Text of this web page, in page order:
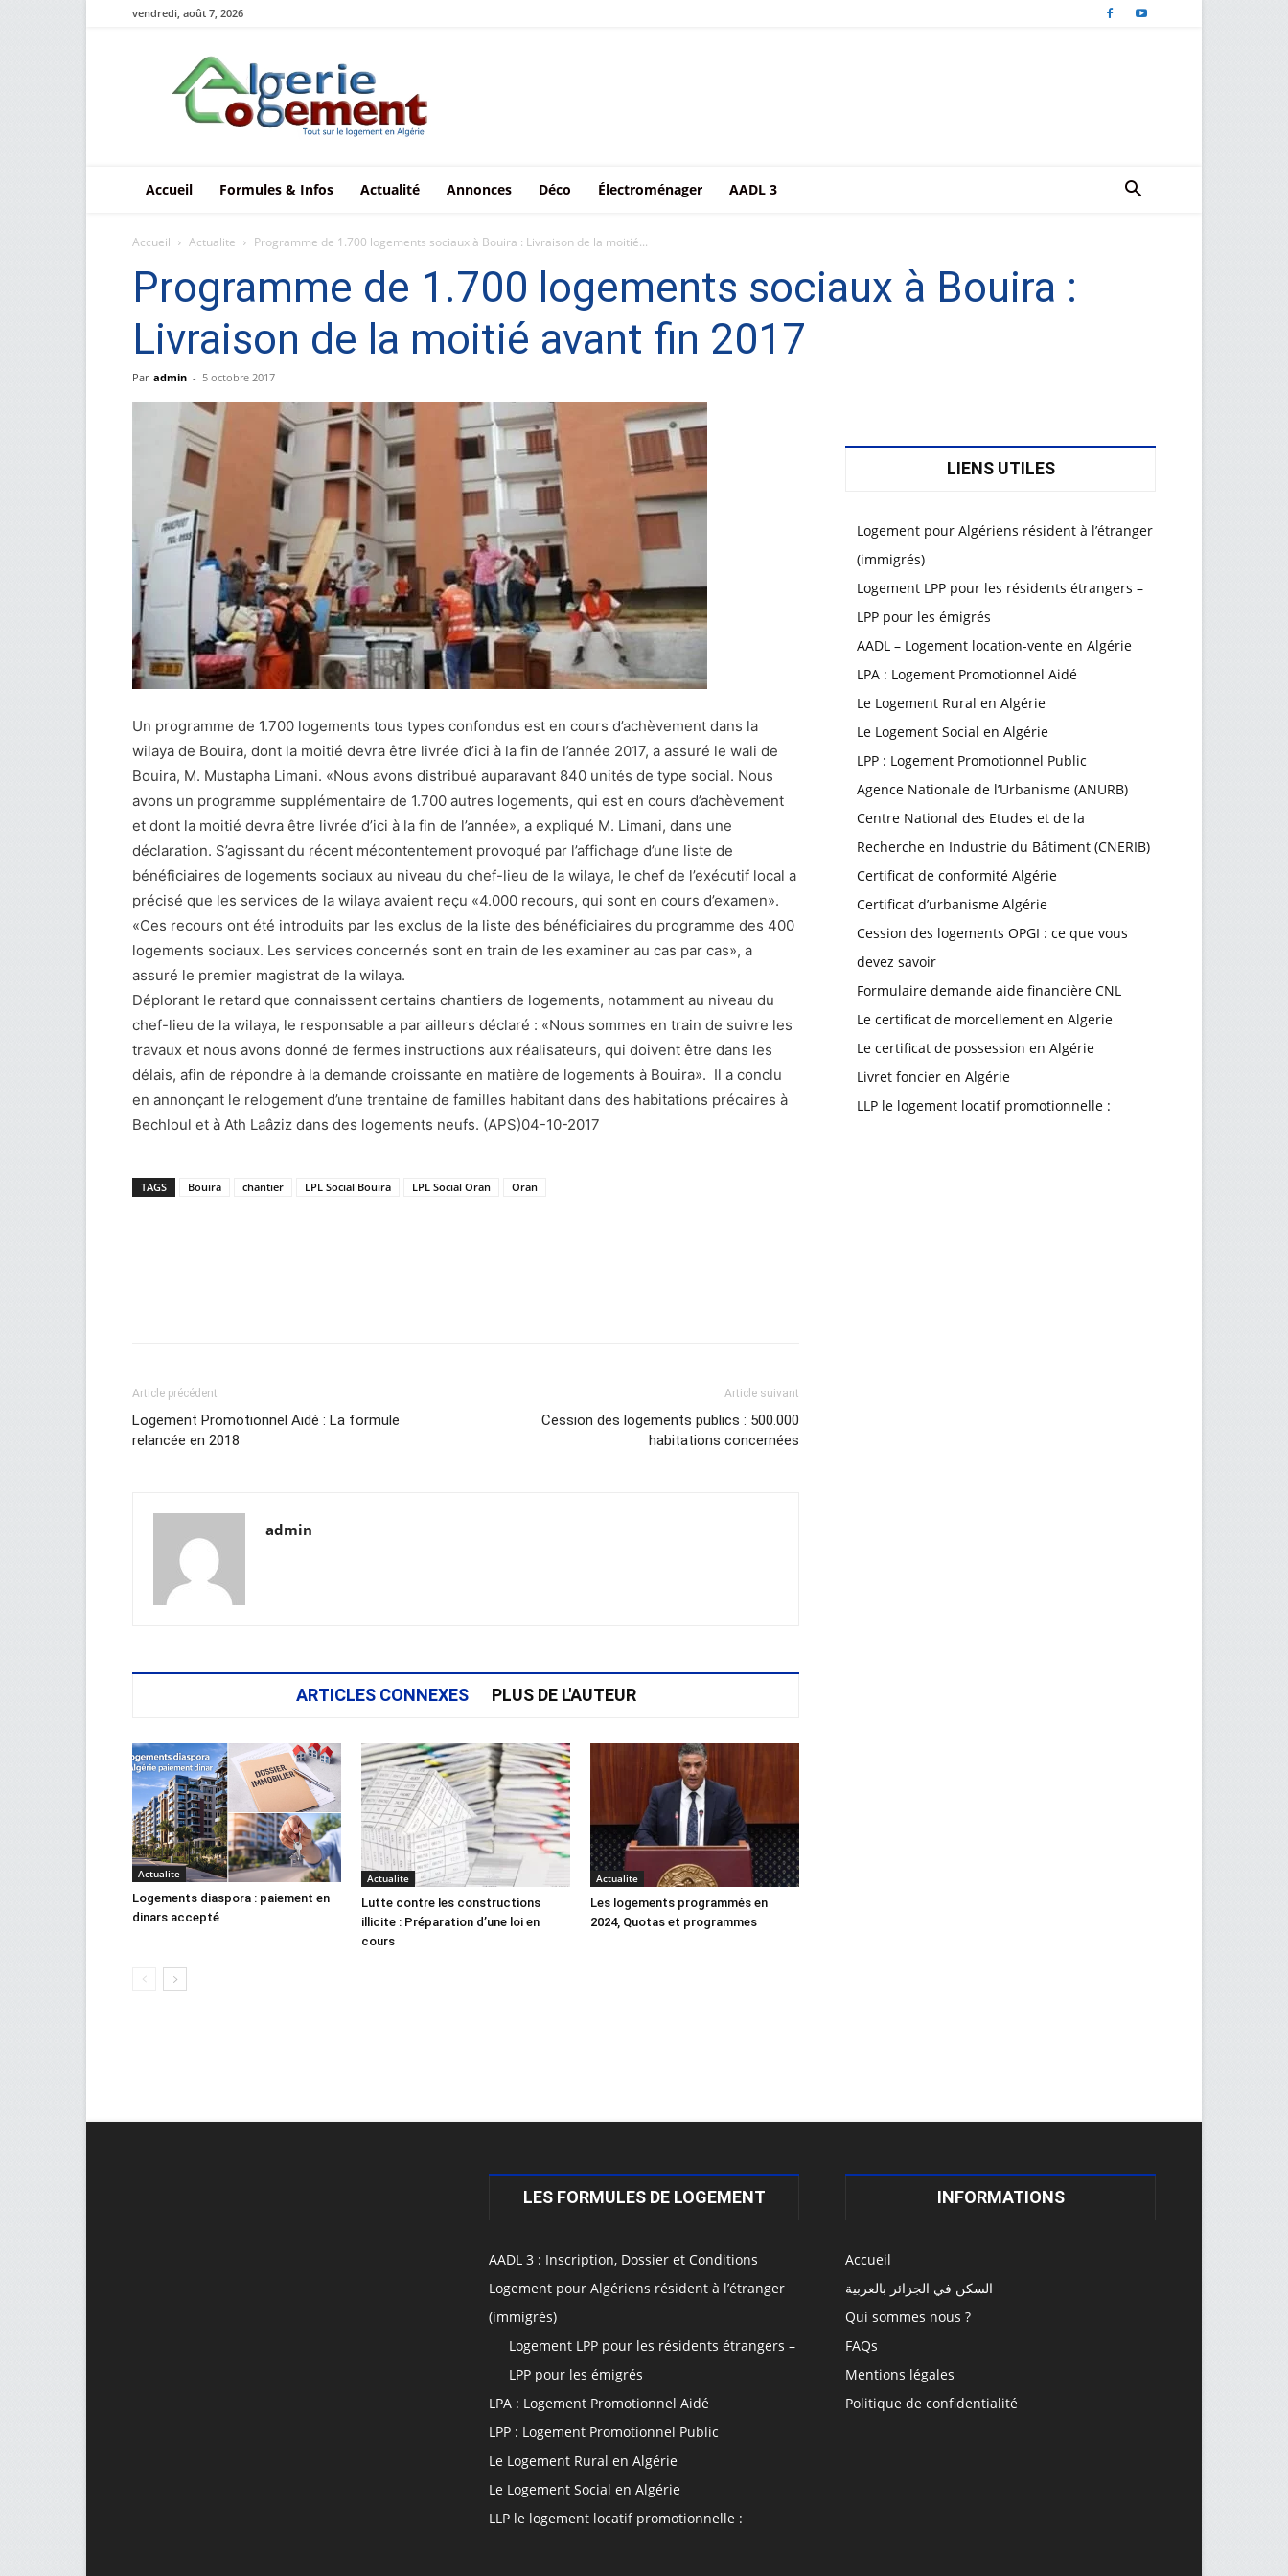
vendredi, août 7, 2026
Le
logement
en
Algérie
Accueil Formules & Infos Actualité Annonces Déco Électroménager AADL 3
Accueil Actualite Programme de 1.700 logements sociaux à Bouira : Livraison de la moitié...
Programme de 1.700 logements sociaux à Bouira :
Livraison de la moitié avant fin 2017
Par admin - 5 octobre 2017
Un programme de 1.700 logements tous types confondus est en cours d’achèvement dans la
wilaya de Bouira, dont la moitié devra être livrée d’ici à la fin de l’année 2017, a assuré le wali de
Bouira, M. Mustapha Limani. «Nous avons distribué auparavant 840 unités de type social. Nous
avons un programme supplémentaire de 1.700 autres logements, qui est en cours d’achèvement
et dont la moitié devra être livrée d’ici à la fin de l’année», a expliqué M. Limani, dans une
déclaration. S’agissant du récent mécontentement provoqué par l’affichage d’une liste de
bénéficiaires de logements sociaux au niveau du chef-lieu de la wilaya, le chef de l’exécutif local a
précisé que les services de la wilaya avaient reçu «4.000 recours, qui sont en cours d’examen».
«Ces recours ont été introduits par les exclus de la liste des bénéficiaires du programme des 400
logements sociaux. Les services concernés sont en train de les examiner au cas par cas», a
assuré le premier magistrat de la wilaya.
Déplorant le retard que connaissent certains chantiers de logements, notamment au niveau du
chef-lieu de la wilaya, le responsable a par ailleurs déclaré : «Nous sommes en train de suivre les
travaux et nous avons donné de fermes instructions aux réalisateurs, qui doivent être dans les
délais, afin de répondre à la demande croissante en matière de logements à Bouira». Il a conclu
en annonçant le relogement d’une trentaine de familles habitant dans des habitations précaires à
Bechloul et à Ath Laâziz dans des logements neufs. (APS)04-10-2017
TAGS Bouira chantier LPL Social Bouira LPL Social Oran Oran
Article précédent
Logement Promotionnel Aidé : La formule
relancée en 2018
Article suivant
Cession des logements publics : 500.000
habitations concernées
admin
ARTICLES CONNEXES PLUS DE L'AUTEUR
Actualite
Logements diaspora : paiement en
dinars accepté
Actualite
Lutte contre les constructions
illicite : Préparation d’une loi en
cours
Actualite
Les logements programmés en
2024, Quotas et programmes
LIENS UTILES
Logement pour Algériens résident à l’étranger
(immigrés)
Logement LPP pour les résidents étrangers –
LPP pour les émigrés
AADL – Logement location-vente en Algérie
LPA : Logement Promotionnel Aidé
Le Logement Rural en Algérie
Le Logement Social en Algérie
LPP : Logement Promotionnel Public
Agence Nationale de l’Urbanisme (ANURB)
Centre National des Etudes et de la
Recherche en Industrie du Bâtiment (CNERIB)
Certificat de conformité Algérie
Certificat d’urbanisme Algérie
Cession des logements OPGI : ce que vous
devez savoir
Formulaire demande aide financière CNL
Le certificat de morcellement en Algerie
Le certificat de possession en Algérie
Livret foncier en Algérie
LLP le logement locatif promotionnelle :
LES FORMULES DE LOGEMENT
AADL 3 : Inscription, Dossier et Conditions
Logement pour Algériens résident à l’étranger
(immigrés)
Logement LPP pour les résidents étrangers –
LPP pour les émigrés
LPA : Logement Promotionnel Aidé
LPP : Logement Promotionnel Public
Le Logement Rural en Algérie
Le Logement Social en Algérie
LLP le logement locatif promotionnelle :
INFORMATIONS
Accueil
السكن في الجزائر بالعربية
Qui sommes nous ?
FAQs
Mentions légales
Politique de confidentialité